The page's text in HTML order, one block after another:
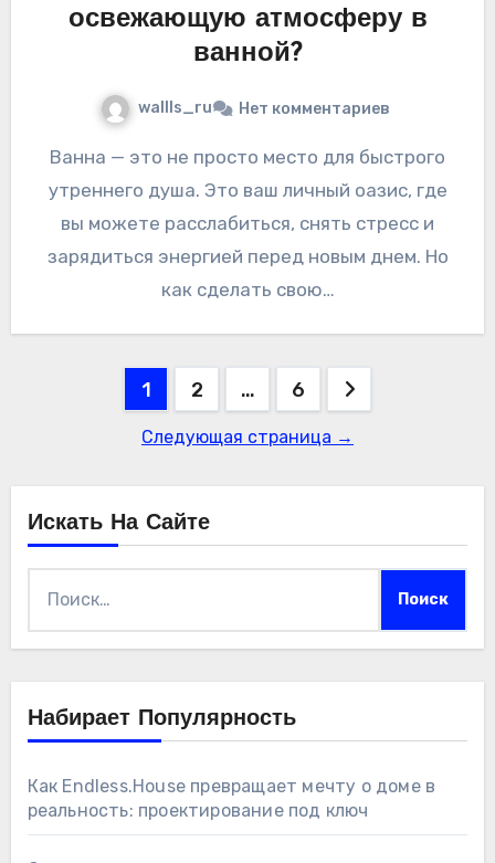
освежающую атмосферу в
ванной?
wallls_ru Нет комментариев
Ванна — это не просто место для быстрого
утреннего душа. Это ваш личный оазис, где
вы можете расслабиться, снять стресс и
зарядиться энергией перед новым днем. Но
как сделать свою…
Пагинация
записей
1 2 … 6
Следующая страница →
Искать На Сайте
Набирает Популярность
Как Endless.House превращает мечту о доме в
реальность: проектирование под ключ